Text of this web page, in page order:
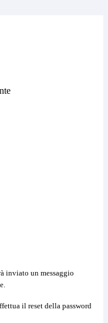
inviato un messaggio
il reset della password